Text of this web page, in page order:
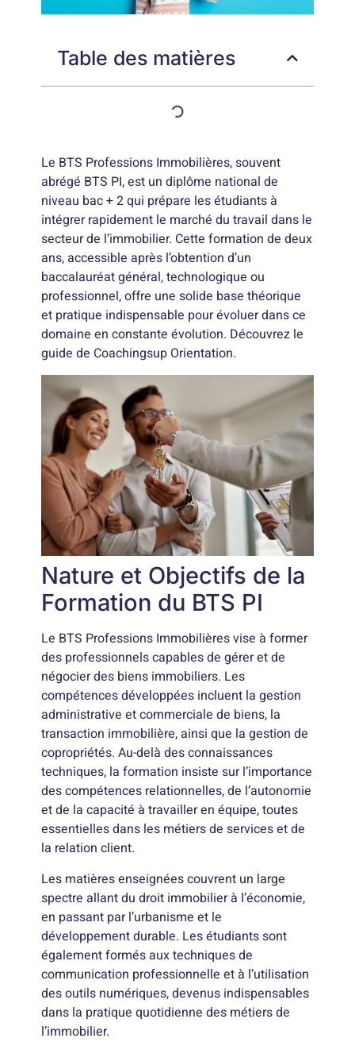
Table des matières
Le BTS Professions Immobilières, souvent
abrégé BTS PI, est un diplôme national de
niveau bac + 2 qui prépare les étudiants à
intégrer rapidement le marché du travail dans le
secteur de l’immobilier. Cette formation de deux
ans, accessible après l’obtention d’un
baccalauréat général, technologique ou
professionnel, offre une solide base théorique
et pratique indispensable pour évoluer dans ce
domaine en constante évolution. Découvrez le
guide de Coachingsup Orientation.
Nature et Objectifs de la
Formation du BTS PI
Le BTS Professions Immobilières vise à former
des professionnels capables de gérer et de
négocier des biens immobiliers. Les
compétences développées incluent la gestion
administrative et commerciale de biens, la
transaction immobilière, ainsi que la gestion de
copropriétés. Au-delà des connaissances
techniques, la formation insiste sur l’importance
des compétences relationnelles, de l’autonomie
et de la capacité à travailler en équipe, toutes
essentielles dans les métiers de services et de
la relation client.
Les matières enseignées couvrent un large
spectre allant du droit immobilier à l’économie,
en passant par l’urbanisme et le
développement durable. Les étudiants sont
également formés aux techniques de
communication professionnelle et à l’utilisation
des outils numériques, devenus indispensables
dans la pratique quotidienne des métiers de
l’immobilier.